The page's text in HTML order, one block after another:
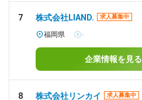
7 株式会社LIAND. 求人募集中
福岡県 -
企業情報を見る
8 株式会社リンカイ 求人募集中